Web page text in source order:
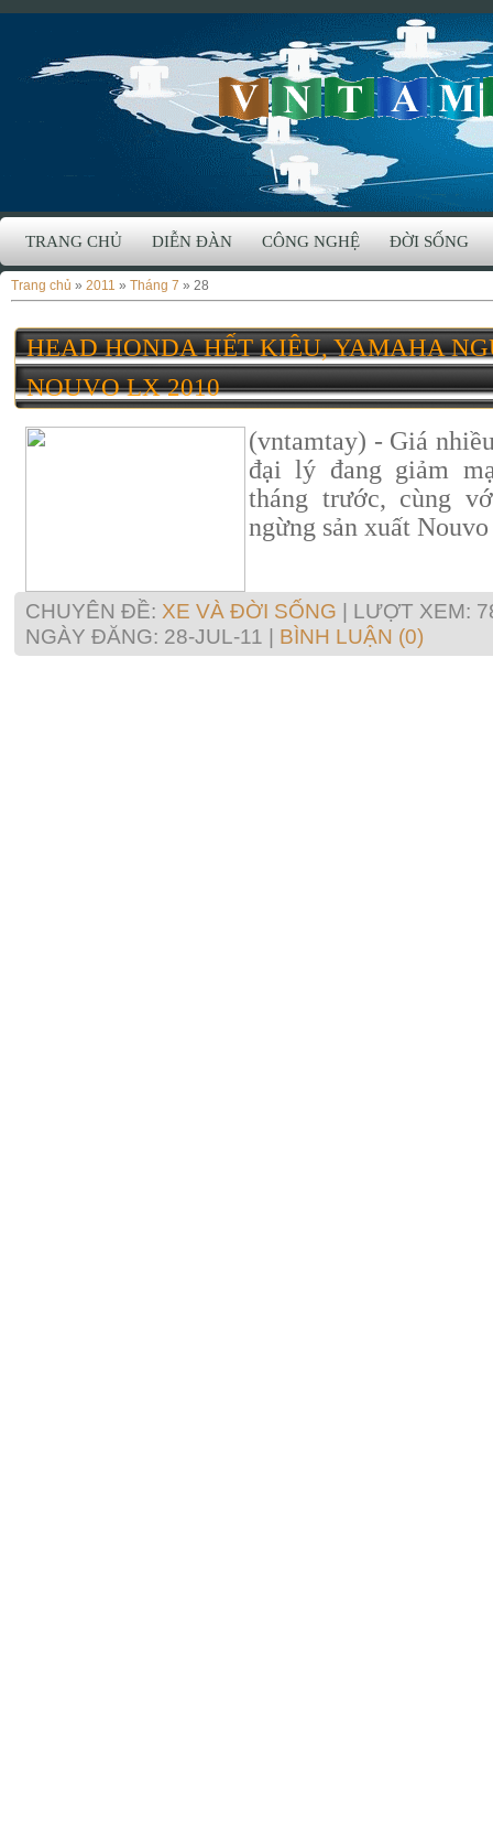
TRANG CHỦ DIỄN ĐÀN CÔNG NGHỆ ĐỜI SỐNG
Trang chủ » 2011 » Tháng 7 » 28
HEAD HONDA HẾT KIÊU, YAMAHA
NOUVO LX 2010
(vntamtay) - Giá
đại lý đang giảm
tháng trước, cùng
ngừng sản xuất
CHUYÊN ĐỀ: XE VÀ ĐỜI SỐNG | LƯỢT XEM:
NGÀY ĐĂNG: 28-JUL-11 | BÌNH LUẬN (0)